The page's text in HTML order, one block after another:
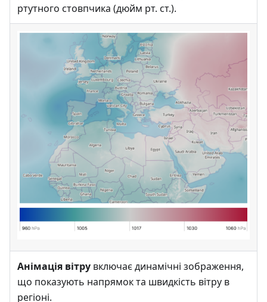
ртутного стовпчика (дюйм рт. ст.).
Анімація вітру включає динамічні зображення,
що показують напрямок та швидкість вітру в
регіоні.